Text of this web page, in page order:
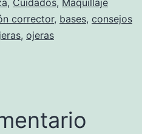
corrector, bases, consejos
, ojeras